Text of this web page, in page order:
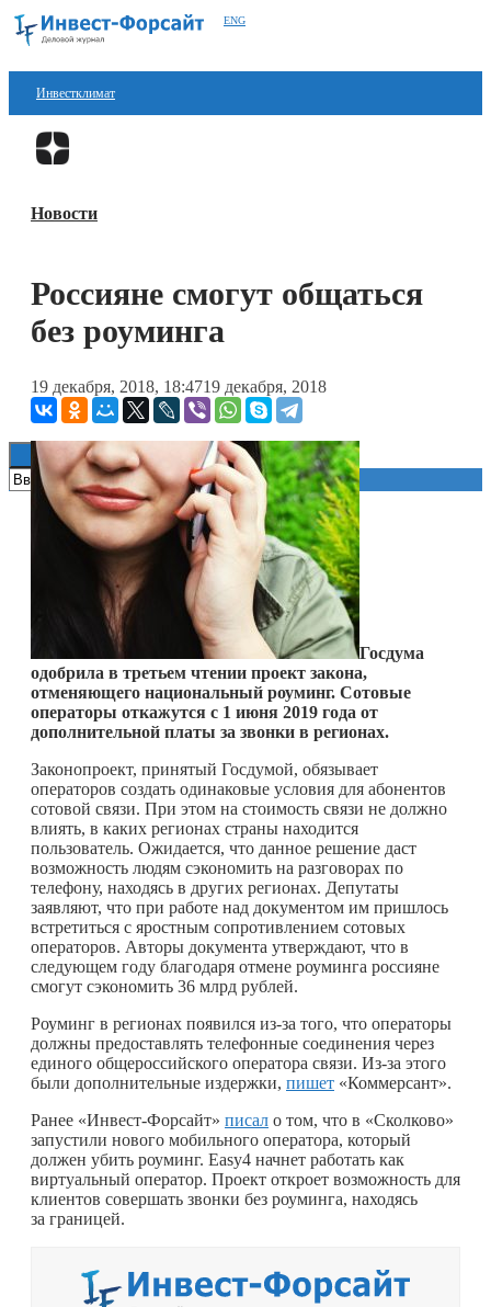
ENG
Инвестклимат
Финансы
Блокчейн
Книги
Новости
Россияне смогут общаться
без роуминга
19 декабря, 2018, 18:4719 декабря, 2018
Госдума
одобрила в третьем чтении проект закона,
отменяющего национальный роуминг. Сотовые
операторы откажутся с 1 июня 2019 года от
дополнительной платы за звонки в регионах.
Законопроект, принятый Госдумой, обязывает
операторов создать одинаковые условия для абонентов
сотовой связи. При этом на стоимость связи не должно
влиять, в каких регионах страны находится
пользователь. Ожидается, что данное решение даст
возможность людям сэкономить на разговорах по
телефону, находясь в других регионах. Депутаты
заявляют, что при работе над документом им пришлось
встретиться с яростным сопротивлением сотовых
операторов. Авторы документа утверждают, что в
следующем году благодаря отмене роуминга россияне
смогут сэкономить 36 млрд рублей.
Роуминг в регионах появился из-за того, что операторы
должны предоставлять телефонные соединения через
единого общероссийского оператора связи. Из-за этого
были дополнительные издержки, пишет «Коммерсант».
Ранее «Инвест-Форсайт» писал о том, что в «Сколково»
запустили нового мобильного оператора, который
должен убить роуминг. Easy4 начнет работать как
виртуальный оператор. Проект откроет возможность для
клиентов совершать звонки без роуминга, находясь
за границей.